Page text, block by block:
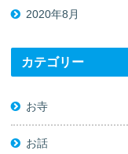
2020年8月
カテゴリー
お寺
お話